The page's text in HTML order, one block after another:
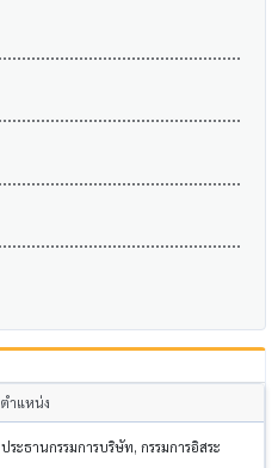
ตำแหน่ง
ประธานกรรมการบริษัท, กรรมการอิสระ